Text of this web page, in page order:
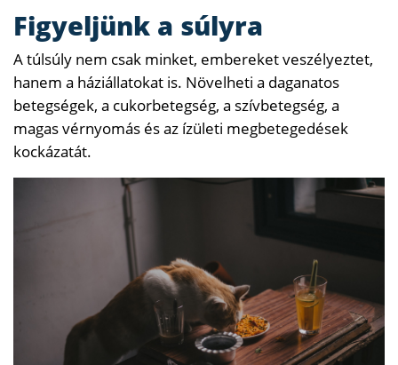
Figyeljünk a súlyra
A túlsúly nem csak minket, embereket veszélyeztet,
hanem a háziállatokat is. Növelheti a daganatos
betegségek, a cukorbetegség, a szívbetegség, a
magas vérnyomás és az ízületi megbetegedések
kockázatát.